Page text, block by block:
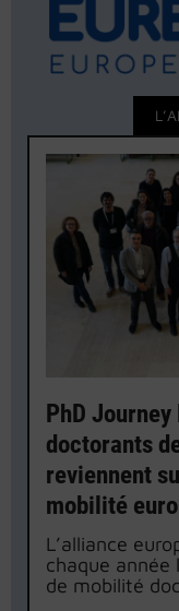
PhD Journey
doctorants
reviennent
mobilité
L’alliance
chaque année
de mobilité